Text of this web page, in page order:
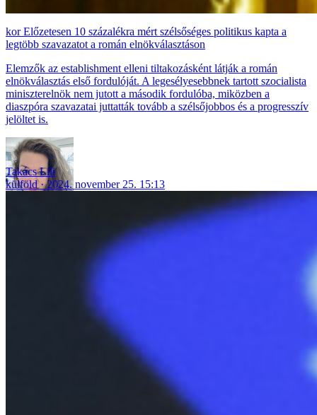
Előzetesen 10 százalékra mért szélsőséges politikus kapta a
legtöbb szavazatot a román elnökválasztáson
Elemzők az establishment elleni tiltakozásként látják a román
elnökválasztás első fordulóját. A legesélyesebbnek tartott szocialista
miniszterelnök nem jutott a második fordulóba, miközben a
diaszpóra szavazatai juttatták tovább a szélsőjobbos és a progresszív
jelöltet is.
Takács Lili
külföld
2024. november 25. 15:13